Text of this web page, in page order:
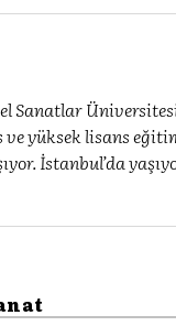
Sanatlar
ve yüksek lisans
İstanbul’da